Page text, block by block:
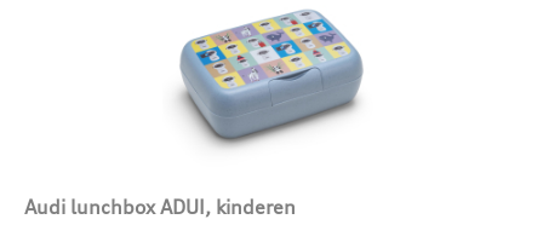
Audi lunchbox ADUI, kinderen